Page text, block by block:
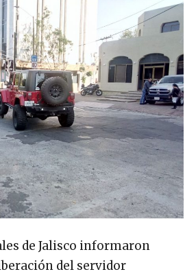
de Jalisco informaron
del servidor